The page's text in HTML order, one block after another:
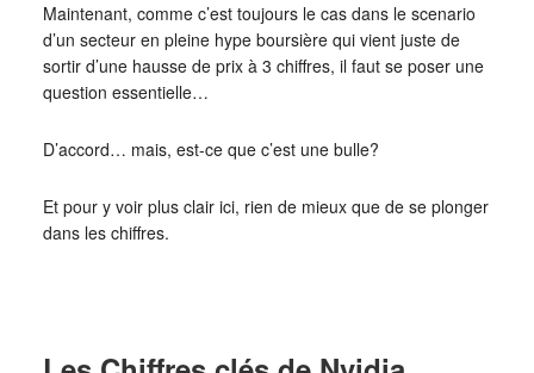
Maintenant, comme c’est toujours le cas dans le scenario
d’un secteur en pleine hype boursière qui vient juste de
sortir d’une hausse de prix à 3 chiffres, il faut se poser une
question essentielle…
D’accord… mais, est-ce que c’est une bulle?
Et pour y voir plus clair ici, rien de mieux que de se plonger
dans les chiffres.